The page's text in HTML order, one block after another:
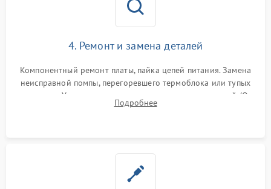
4. Ремонт и замена деталей
Компонентный ремонт платы, пайка цепей питания. Замена
неисправной помпы, перегоревшего термоблока или тупых
жерновов. Установка новых силиконовых уплотнителей (O-
ring) и тефлоновых трубок для надежного устранения
Подробнее